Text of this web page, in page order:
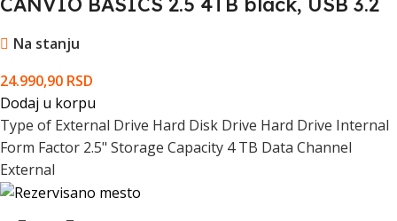
Na stanju
24.990,90 RSD
Dodaj u korpu
Type of External Drive Hard Disk Drive Hard Drive Internal
Form Factor 2.5" Storage Capacity 4 TB Data Channel
External